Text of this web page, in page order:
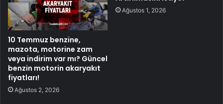
10 Temmuz benzine,
mazota, motorine zam
veya indirim var mı? Güncel
benzin motorin akaryakıt
fiyatları!
Ağustos 2, 2026
Ağustos 1, 2026